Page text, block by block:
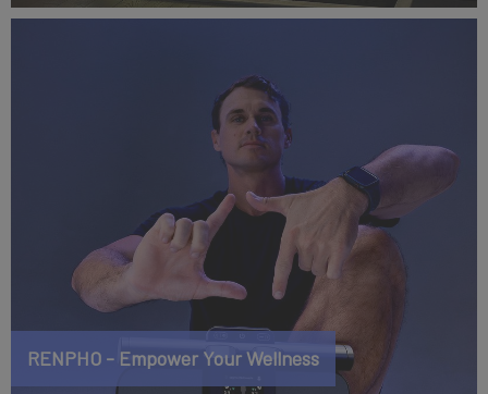
RENPHO - Empower Your Wellness